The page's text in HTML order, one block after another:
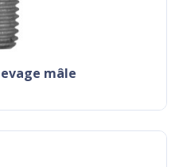
mâle